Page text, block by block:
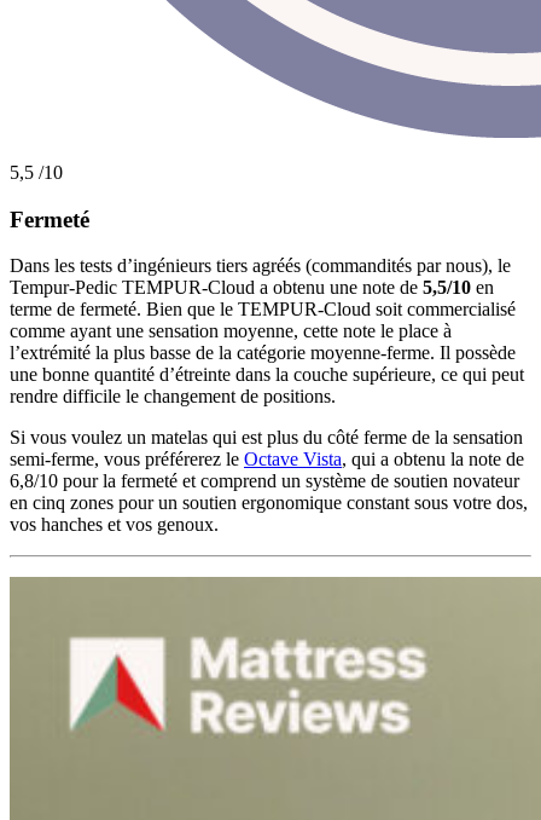
5,5 /10
Fermeté
Dans les tests d’ingénieurs tiers agréés (commandités par nous), le
Tempur-Pedic TEMPUR-Cloud a obtenu une note de 5,5/10 en
terme de fermeté. Bien que le TEMPUR-Cloud soit commercialisé
comme ayant une sensation moyenne, cette note le place à
l’extrémité la plus basse de la catégorie moyenne-ferme. Il possède
une bonne quantité d’étreinte dans la couche supérieure, ce qui peut
rendre difficile le changement de positions.
Si vous voulez un matelas qui est plus du côté ferme de la sensation
semi-ferme, vous préférerez le Octave Vista, qui a obtenu la note de
6,8/10 pour la fermeté et comprend un système de soutien novateur
en cinq zones pour un soutien ergonomique constant sous votre dos,
vos hanches et vos genoux.